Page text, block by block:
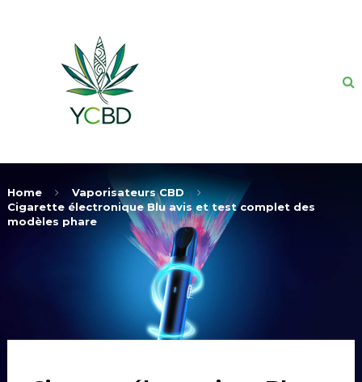
Home
Vaporisateurs CBD
Cigarette électronique Blu avis et test complet des
modèles phare